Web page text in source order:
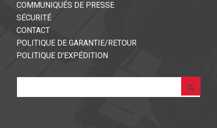
COMMUNIQUÉS DE PRESSE
SÉCURITÉ
CONTACT
POLITIQUE DE GARANTIE/RETOUR
POLITIQUE D'EXPÉDITION